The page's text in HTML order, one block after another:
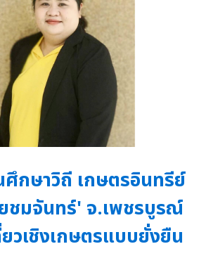
กษาวิถี เกษตรอินทรีย์
ชมจันทร์' จ.เพชรบูรณ์
วเชิงเกษตรแบบยั่งยืน